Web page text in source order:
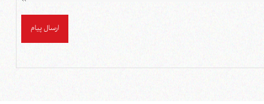
ارسال پیام